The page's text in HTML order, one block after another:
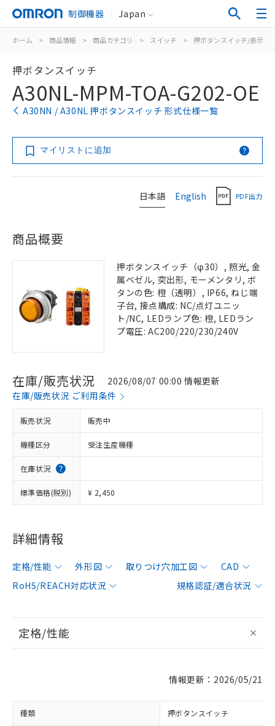
制御機器 Japan
ホーム > 商品情報 > 商品カテゴリ > スイッチ > 押ボタンスイッチ/表示灯
押ボタンスイッチ
A30NL-MPM-TOA-G202-OE
A30NN / A30NL 押ボタンスイッチ 形式仕様一覧
マイリストに追加
日本語 English PDF出力
商品概要
押ボタンスイッチ（φ30）, 照光, 金
属ベゼル, 突出形, モーメンタリ, ボ
タンの色: 橙（透明）, IP66, ねじ端
子台, 接点構成: NC/点灯ユニッ
ト/NC, LEDランプ色: 橙, LEDラン
プ電圧: AC200/220/230/240V
在庫/販売状況
2026/08/07 00:00 情報更新
在庫/販売状況 ご利用条件
販売状況 販売中
機種区分 受注生産機種
在庫状況
標準価格(税別) ¥ 2,450
詳細情報
定格/性能 外形図 取りつけ穴加工図
CAD
RoHS/REACH対応状況
規格認証/適合状況
定格/性能
情報更新：2026/05/21
種類 押ボタンスイッチ